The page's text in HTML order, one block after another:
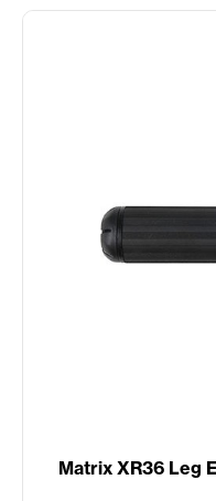
Matrix XR36 Leg